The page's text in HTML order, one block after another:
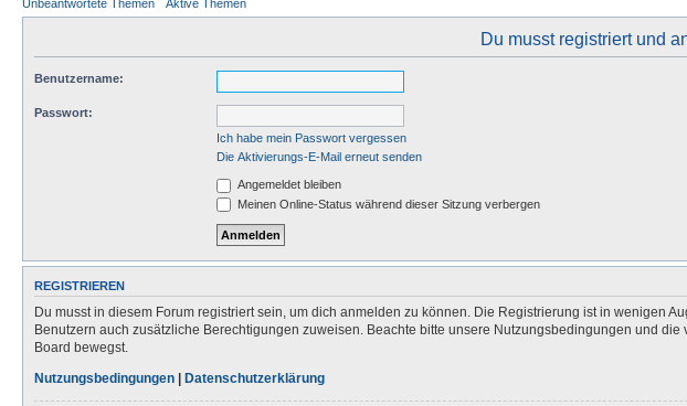
Unbeantwortete Themen
Aktive Themen
Du musst registriert und
Benutzername:
Passwort:
Ich habe mein Passwort vergessen
Die Aktivierungs-E-Mail erneut senden
Angemeldet bleiben
Meinen Online-Status während dieser Sitzung verbergen
REGISTRIEREN
Du musst in diesem Forum registriert sein, um dich anmelden zu können. Die Registrierung ist in wenigen
Benutzern auch zusätzliche Berechtigungen zuweisen. Beachte bitte unsere Nutzungsbedingungen und
Board bewegst.
Nutzungsbedingungen | Datenschutzerklärung